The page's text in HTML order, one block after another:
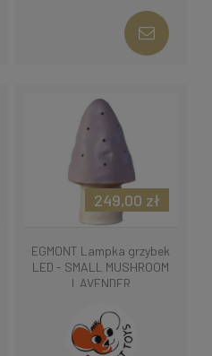
EGMONT Lampka grzybek
LED - SMALL MUSHROOM
LAVENDER
249,00 zł